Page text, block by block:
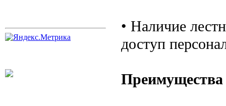
• Наличие
доступ
Преимущества